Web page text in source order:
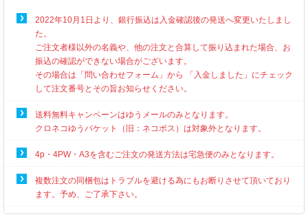
2022年10月1日より、銀行振込は入金確認後の発送へ変更いたしまし
た。
ご注文者様以外の名義や、他の注文と合算して振り込まれた場合、お
振込の確認ができない場合がございます。
その場合は「問い合わせフォーム」から 「入金しました」にチェック
して注文番号とその旨お知らせください。
送料無料キャンペーンはゆうメールのみとなります。
クロネコゆうパケット（旧：ネコポス）は対象外となります。
4p・4PW・A3を含むご注文の発送方法は宅急便のみとなります。
複数注文の同梱包はトラブルを避ける為にもお断りさせて頂いており
ます。予め、ご了承下さい。